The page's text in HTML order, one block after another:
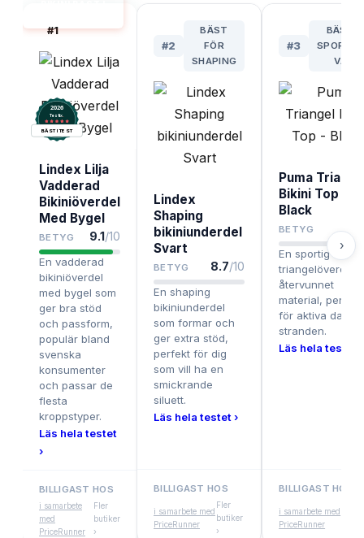
#1
2026
Testix.
BÄST I TEST
Lindex Lilja
Vadderad
Bikiniöverdel
Med Bygel
BETYG 9.1/10
En vadderad
bikiniöverdel
med bygel som
ger bra stöd
och passform,
populär bland
svenska
konsumenter
och passar de
flesta
kroppstyper.
Läs hela testet
›
BILLIGAST HOS
i samarbete
med
PriceRunner
Fler
butiker
›
#2
BÄST
FÖR
SHAPING
Lindex
Shaping
bikiniunderdel
Svart
BETYG 8.7/10
En shaping
bikiniunderdel
som formar och
ger extra stöd,
perfekt för dig
som vill ha en
smickrande
siluett.
Läs hela testet ›
BILLIGAST HOS
i samarbete med
PriceRunner
Fler
butiker
›
#3
BÄSTA
VAL
Puma
Bikini Top -
Black
BETYG 8.4
En sportig
triangelöverdel i
återvunnet
material, perfekt
för aktiva dagar
stranden.
Läs hela testet ›
BILLIGAST HOS
i samarbete med
PriceRunner
›